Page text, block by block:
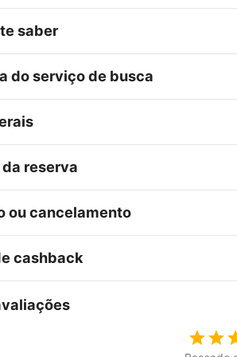
saber
do serviço de busca
reserva
ou cancelamento
cashback